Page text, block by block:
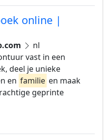
online |
nl
vast in een
deel je unieke
en familie en maak
geprinte